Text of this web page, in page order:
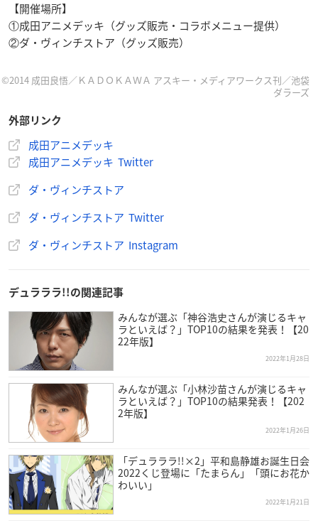
【開催場所】
①成田アニメデッキ（グッズ販売・コラボメニュー提供）
②ダ・ヴィンチストア（グッズ販売）
©2014 成田良悟／ＫＡＤＯＫＡＷＡ アスキー・メディアワークス刊／池袋
ダラーズ
外部リンク
成田アニメデッキ
成田アニメデッキ Twitter
ダ・ヴィンチストア
ダ・ヴィンチストア Twitter
ダ・ヴィンチストア Instagram
デュラララ!!の関連記事
みんなが選ぶ「神谷浩史さんが演じるキャ
ラといえば？」TOP10の結果を発表！【20
22年版】
2022年1月28日
みんなが選ぶ「小林沙苗さんが演じるキャ
ラといえば？」TOP10の結果発表！【202
2年版】
2022年1月26日
「デュラララ!!×2」平和島静雄お誕生日会
2022くじ登場に「たまらん」「頭にお花か
わいい」
2022年1月21日